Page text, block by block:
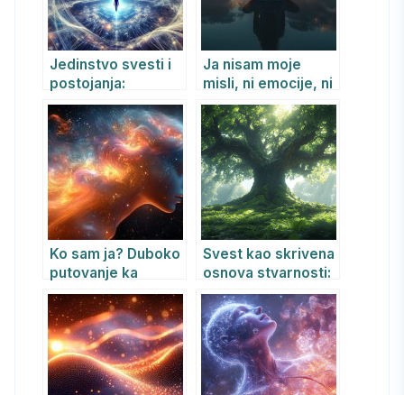
Jedinstvo svesti i
postojanja:
Apsolut, Kvantno
polje i Priroda
Realnosti
Ja nisam moje
misli, ni emocije, ni
telo: Filozofski i
duhovni put ka
dubljem
razumevanju
sebstva
Ko sam ja? Duboko
putovanje ka
svesti, duši i
Apsolutu
Svest kao skrivena
osnova stvarnosti:
istina koju svet ne
želi da zna